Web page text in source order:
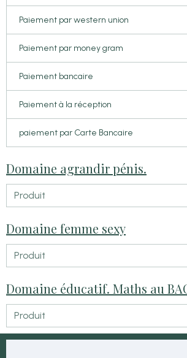
Paiement par western union
Paiement par money gram
Paiement bancaire
Paiement à la réception
paiement par Carte Bancaire
Domaine agrandir pénis.
Domaine femme sexy
Domaine éducatif. Maths au